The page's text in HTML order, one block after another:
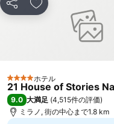
Galleria Milano
Castello
Comasina Metro Station
Lambrate
シェア お気に入りに追加
4 ホテルのランク
ホテル
21 House of Stories
9.0 大満足 (4,515件の評価)
ミラノ, 街の中心まで1.8 km